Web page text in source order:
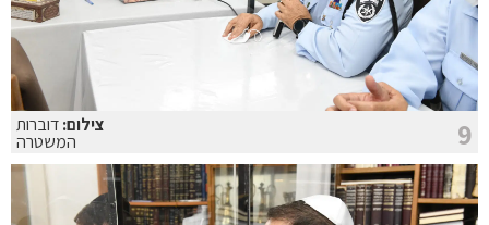
9 צילום:דוברות
המשטרה